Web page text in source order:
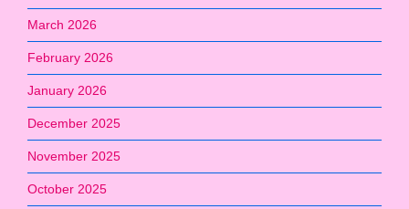
March 2026
February 2026
January 2026
December 2025
November 2025
October 2025